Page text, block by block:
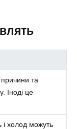
та
Іноді це
і холод можуть